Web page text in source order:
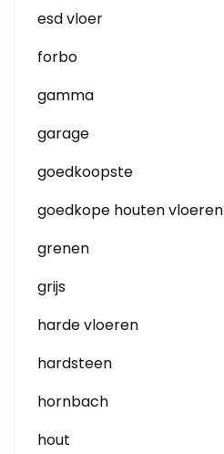
esd vloer
forbo
gamma
garage
goedkoopste
goedkope houten vloeren
grenen
grijs
harde vloeren
hardsteen
hornbach
hout